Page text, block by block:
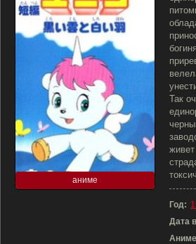
аниме
Так
Год:
Дата